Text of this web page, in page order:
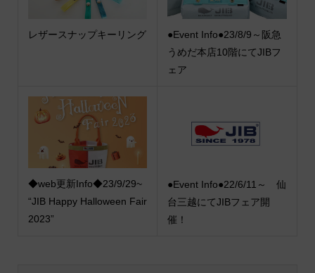
レザースナップキーリング
●Event Info●23/8/9～阪急
うめだ本店10階にてJIBフ
ェア
◆web更新Info◆23/9/29~
“JIB Happy Halloween Fair
2023”
●Event Info●22/6/11～ 仙
台三越にてJIBフェア開
催！